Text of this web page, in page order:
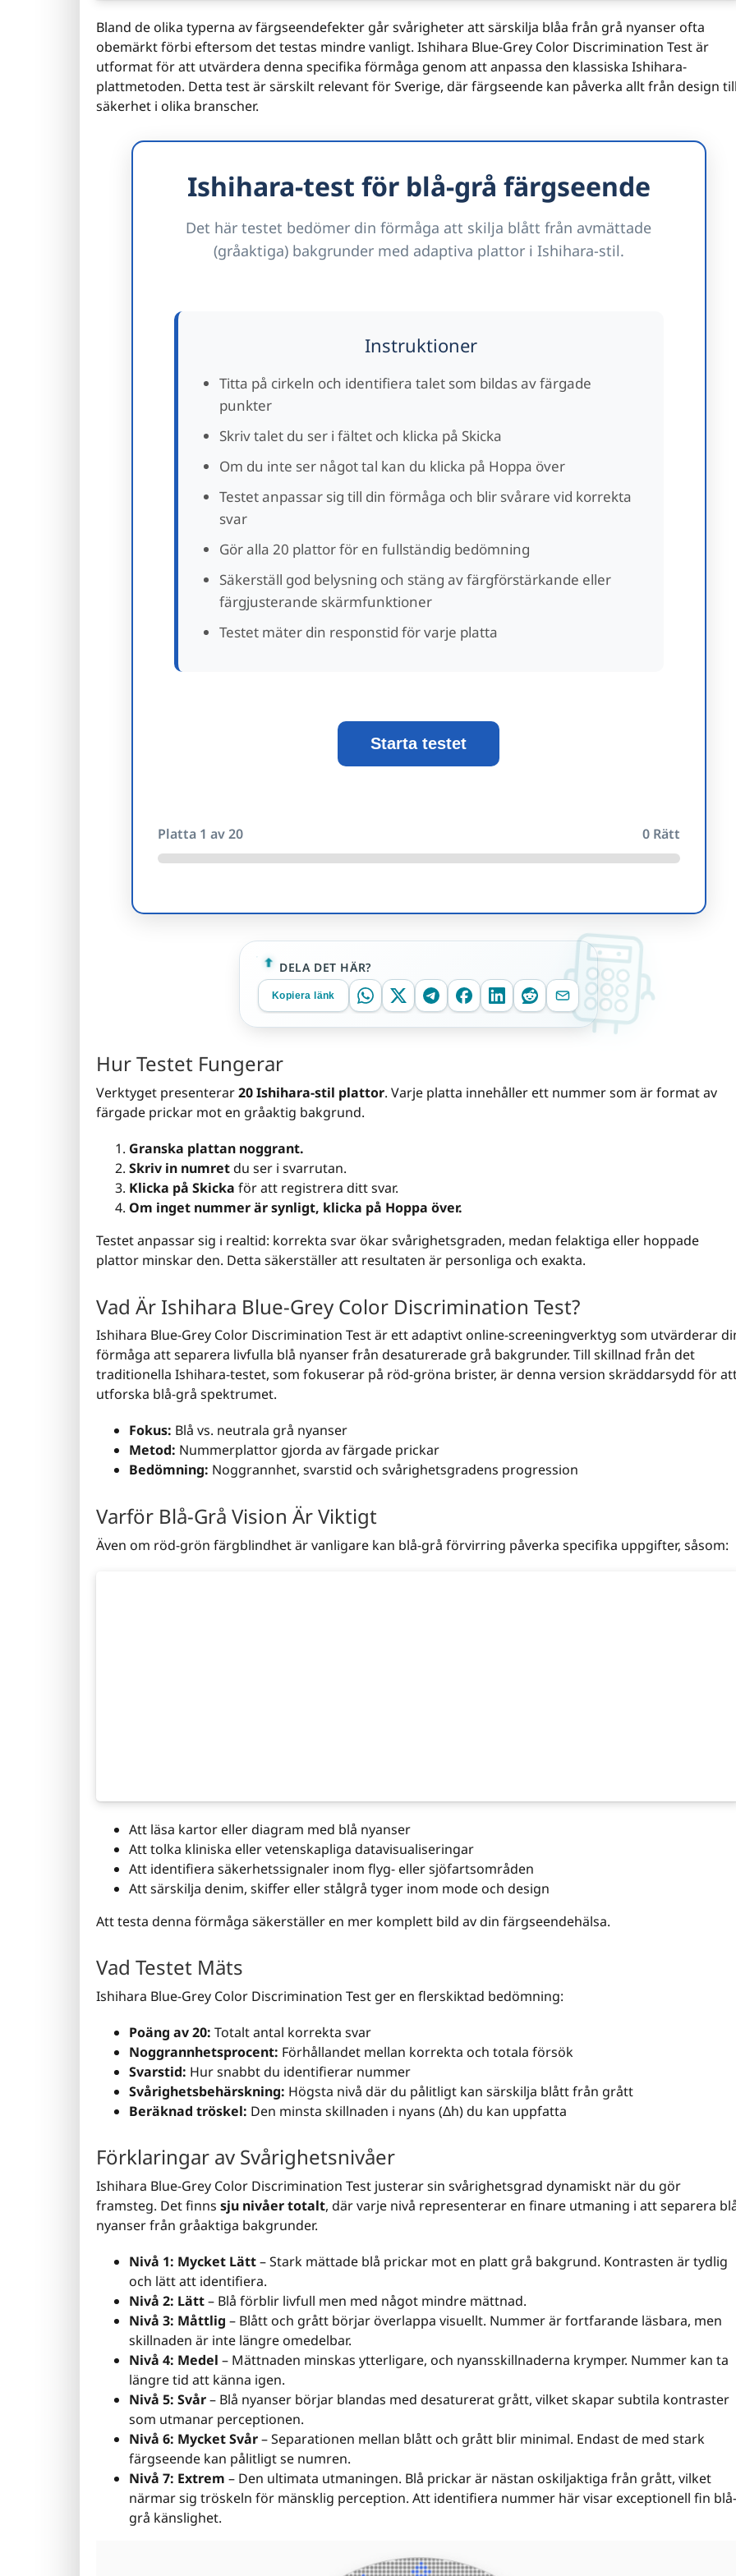
Bland de olika typerna av färgseendefekter går svårigheter att särskilja blåa från grå nyanser ofta
obemärkt förbi eftersom det testas mindre vanligt. Ishihara Blue-Grey Color Discrimination Test är
utformat för att utvärdera denna specifika förmåga genom att anpassa den klassiska Ishihara-
plattmetoden. Detta test är särskilt relevant för Sverige, där färgseende kan påverka allt från design
säkerhet i olika branscher.
Ishihara-test för blå-grå färgseende
Det här testet bedömer din förmåga att skilja blått från avmättade
(gråaktiga) bakgrunder med adaptiva plattor i Ishihara-stil.
Instruktioner
Titta på cirkeln och identifiera talet som bildas av färgade
punkter
Skriv talet du ser i fältet och klicka på Skicka
Om du inte ser något tal kan du klicka på Hoppa över
Testet anpassar sig till din förmåga och blir svårare vid korrekta
svar
Gör alla 20 plattor för en fullständig bedömning
Säkerställ god belysning och stäng av färgförstärkande eller
färgjusterande skärmfunktioner
Testet mäter din responstid för varje platta
Starta testet
Platta 1 av 20 0Rätt
DELA DET HÄR?
Kopiera länk
Hur Testet Fungerar
Verktyget presenterar20 Ishihara-stil plattor. Varje platta innehåller ett nummer som är format av
färgade prickar mot en gråaktig bakgrund.
Granska plattan noggrant.
Skriv in numretdu ser i svarrutan.
Klicka på Skicka för att registrera ditt svar.
Om inget nummer är synligt, klicka på Hoppa över.
Testet anpassar sig i realtid: korrekta svar ökar svårighetsgraden, medan felaktiga eller hoppade
plattor minskar den. Detta säkerställer att resultaten är personliga och exakta.
Vad Är Ishihara Blue-Grey Color Discrimination Test?
Ishihara Blue-Grey Color Discrimination Test är ett adaptivt online-screeningverktyg som utvärderar
förmåga att separera livfulla blå nyanser från desaturerade grå bakgrunder. Till skillnad från det
traditionella Ishihara-testet, som fokuserar på röd-gröna brister, är denna version skräddarsydd för
utforska blå-grå spektrumet.
Fokus: Blå vs. neutrala grå nyanser
Metod: Nummerplattor gjorda av färgade prickar
Bedömning: Noggrannhet, svarstid och svårighetsgradens progression
Varför Blå-Grå Vision Är Viktigt
Även om röd-grön färgblindhet är vanligare kan blå-grå förvirring påverka specifika uppgifter, såsom:
Att läsa kartor eller diagram med blå nyanser
Att tolka kliniska eller vetenskapliga datavisualiseringar
Att identifiera säkerhetssignaler inom flyg- eller sjöfartsområden
Att särskilja denim, skiffer eller stålgrå tyger inom mode och design
Att testa denna förmåga säkerställer en mer komplett bild av din färgseendehälsa.
Vad Testet Mäts
Ishihara Blue-Grey Color Discrimination Test ger en flerskiktad bedömning:
Poäng av 20: Totalt antal korrekta svar
Noggrannhetsprocent: Förhållandet mellan korrekta och totala försök
Svarstid: Hur snabbt du identifierar nummer
Svårighetsbehärskning: Högsta nivå där du pålitligt kan särskilja blått från grått
Beräknad tröskel: Den minsta skillnaden i nyans (Δh) du kan uppfatta
Förklaringar av Svårighetsnivåer
Ishihara Blue-Grey Color Discrimination Test justerar sin svårighetsgrad dynamiskt när du gör
framsteg. Det finns sju nivåer totalt, där varje nivå representerar en finare utmaning i att separera
nyanser från gråaktiga bakgrunder.
Nivå 1: Mycket Lätt– Stark mättade blå prickar mot en platt grå bakgrund. Kontrasten är tydlig
och lätt att identifiera.
Nivå 2: Lätt– Blå förblir livfull men med något mindre mättnad.
Nivå 3: Måttlig – Blått och grått börjar överlappa visuellt. Nummer är fortfarande läsbara, men
skillnaden är inte längre omedelbar.
Nivå 4: Medel – Mättnaden minskas ytterligare, och nyansskillnaderna krymper. Nummer kan ta
längre tid att känna igen.
Nivå 5: Svår– Blå nyanser börjar blandas med desaturerat grått, vilket skapar subtila kontraster
som utmanar perceptionen.
Nivå 6: Mycket Svår– Separationen mellan blått och grått blir minimal. Endast de med stark
färgseende kan pålitligt se numren.
Nivå 7: Extrem – Den ultimata utmaningen. Blå prickar är nästan oskiljaktiga från grått, vilket
närmar sig tröskeln för mänsklig perception. Att identifiera nummer här visar exceptionell fin blå-
grå känslighet.